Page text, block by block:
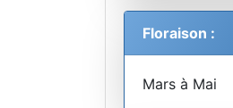
Floraison :
Mars à Mai